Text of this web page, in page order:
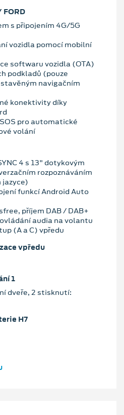
FORD
s připojením 4G/5G
vozidla pomocí mobilní
softwaru vozidla (OTA)
podkladů (pouze
navigačním
konektivity díky
pro automatické
volání
4 s 13" dotykovým
rozpoznáváním
jazyce)
funkcí Android Auto
příjem DAB / DAB+
audia na volantu
(A a C) vpředu
vpředu
1
dveře, 2 stisknutí:
H7